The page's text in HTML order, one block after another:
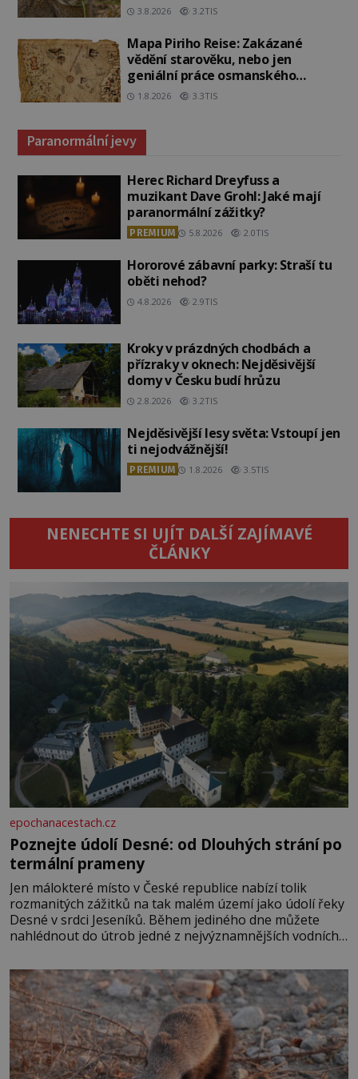
3.8.2026 3.2TIS
Mapa Piriho Reise: Zakázané
vědění starověku, nebo jen
geniální práce osmanského
admirála?
1.8.2026 3.3TIS
Paranormální jevy
Herec Richard Dreyfuss a
muzikant Dave Grohl: Jaké mají
paranormální zážitky?
PREMIUM 5.8.2026 2.0TIS
Hororové zábavní parky: Straší tu
oběti nehod?
4.8.2026 2.9TIS
Kroky v prázdných chodbách a
přízraky v oknech: Nejděsivější
domy v Česku budí hrůzu
2.8.2026 3.2TIS
Nejděsivější lesy světa: Vstoupí jen
ti nejodvážnější!
PREMIUM 1.8.2026 3.5TIS
NENECHTE SI UJÍT DALŠÍ ZAJÍMAVÉ
ČLÁNKY
epochanacestach.cz
Poznejte údolí Desné: od Dlouhých strání po
termální prameny
Jen málokteré místo v České republice nabízí tolik
rozmanitých zážitků na tak malém území jako údolí řeky
Desné v srdci Jeseníků. Během jediného dne můžete
nahlédnout do útrob jedné z nejvýznamnějších vodních
se na koloběžce a den zakončit poznáváním památek ve
Velkých Losinách nebo v termálním